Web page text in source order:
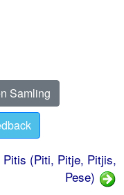
Samling
(Piti, Pitje, Pitjis,
Pese)